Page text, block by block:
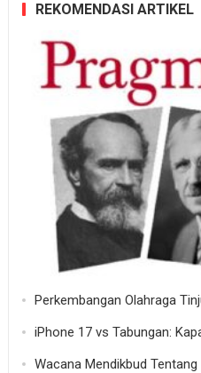
REKOMENDASI ARTIKEL
Perkembangan Olahraga
iPhone 17 vs Tabungan:
Wacana Mendikbud